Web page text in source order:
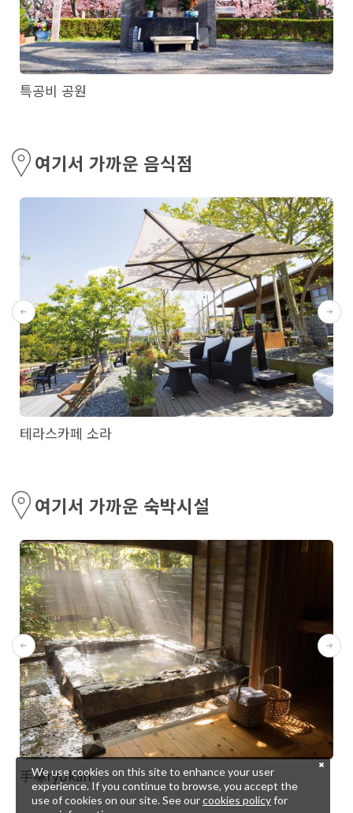
특공비 공원
여기서 가까운 음식점
테라스카페 소라
여기서 가까운 숙박시설
手塚ryokan
We use cookies on this site to enhance your user
experience. If you continue to browse, you accept the
use of cookies on our site. See ourcookies policyfor